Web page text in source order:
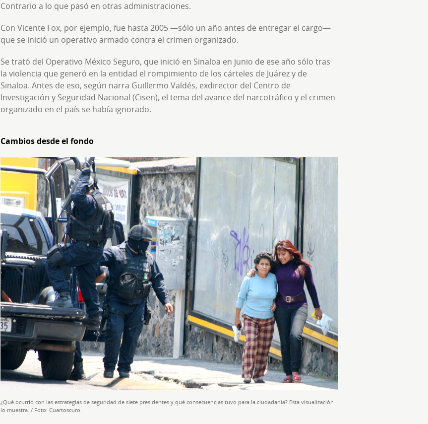
Contrario a lo que pasó en otras administraciones.
Con Vicente Fox, por ejemplo, fue hasta 2005 —sólo un año antes de entregar el cargo—
que se inició un operativo armado contra el crimen organizado.
Se trató del Operativo México Seguro, que inició en Sinaloa en junio de ese año sólo tras
la violencia que generó en la entidad el rompimiento de los cárteles de Juárez y de
Sinaloa. Antes de eso, según narra Guillermo Valdés, exdirector del Centro de
Investigación y Seguridad Nacional (Cisen), el tema del avance del narcotráfico y el crimen
organizado en el país se había ignorado.
Cambios desde el fondo
¿Qué ocurrió con las estrategias de seguridad de siete presidentes y qué consecuencias tuvo para la ciudadanía? Esta visualización
lo muestra. / Foto: Cuartoscuro.